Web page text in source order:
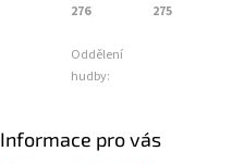
276
Oddělení
hudby:
275
Informace pro vás